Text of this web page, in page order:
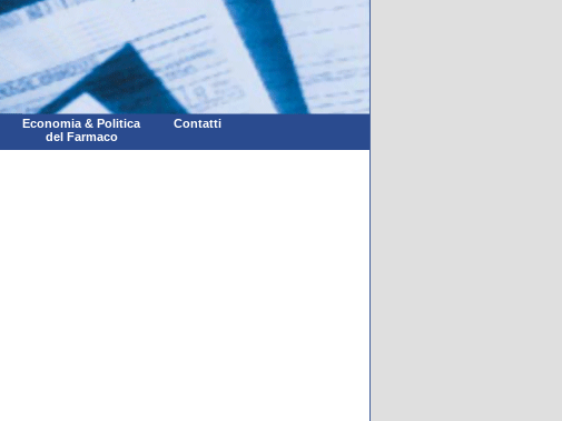
Economia & Politica
del Farmaco
Contatti